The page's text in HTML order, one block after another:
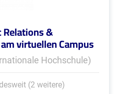
&
virtuellen Campus
Hochschule)
(2 weitere)